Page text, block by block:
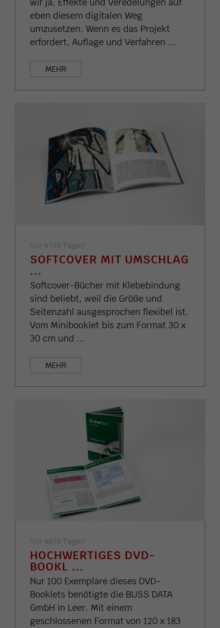
eben diesem digitalen Weg
umzusetzen. Wenn es das Projekt
erfordert, Auflage und Verfahren ...
MEHR
Vor 4793 Tagen
SOFTCOVER MIT UMSCHLAG
...
Softcover-Bücher mit Klebebindung
sind beliebt, weil die Größe und
Seitenzahl ausgesprochen flexibel ist.
Vom Minibooklet bis zum Format 30 x
30 cm und ...
MEHR
Vor 4875 Tagen
HOCHWERTIGES DVD-
BOOKL ...
Nur 100 Exemplare dieses DVD-
Booklets benötigte die BUSS DATA
GmbH in Leer. Mit einem
geschlossenen Format von 120 x 183